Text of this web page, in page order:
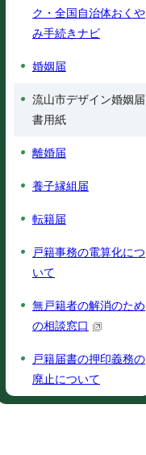
ク・全国自治体おくや
み手続きナビ
婚姻届
流山市デザイン婚姻届
書用紙
離婚届
養子縁組届
転籍届
戸籍事務の電算化につ
いて
無戸籍者の解消のため
の相談窓口
戸籍届書の押印義務の
廃止について